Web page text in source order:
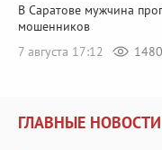
В Саратове мужчина
мошенников
7 августа 17:12
1480
ГЛАВНЫЕ НОВОСТИ